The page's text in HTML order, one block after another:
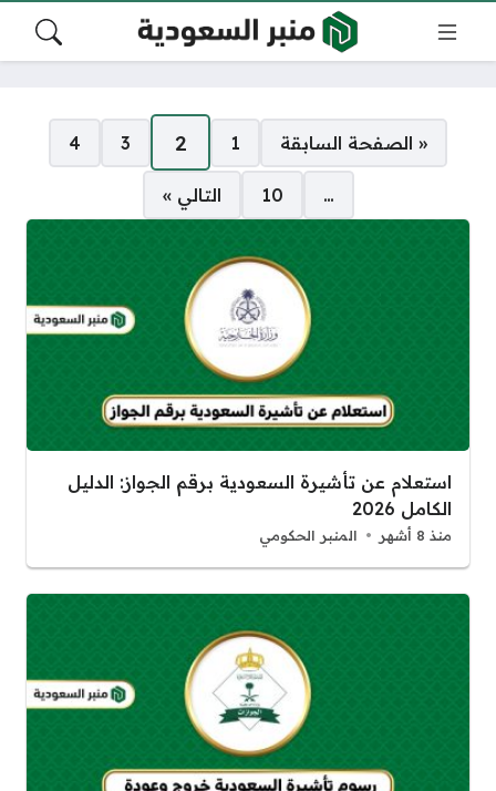
صفحات:
« الصفحة السابقة 1
2
3
4
…
10 التالي »
استعلام عن تأشيرة السعودية برقم الجواز: الدليل
الكامل 2026
منذ 8 أشهر المنبر الحكومي